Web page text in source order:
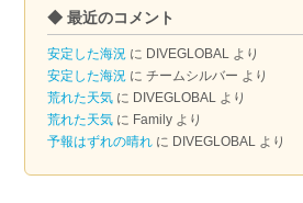
カ
イ
ブ
◆ 最近のコメント
安定した海況 に DIVEGLOBAL より
安定した海況 にチームシルバー より
荒れた天気 に DIVEGLOBAL より
荒れた天気 に Family より
予報はずれの晴れ に DIVEGLOBAL より